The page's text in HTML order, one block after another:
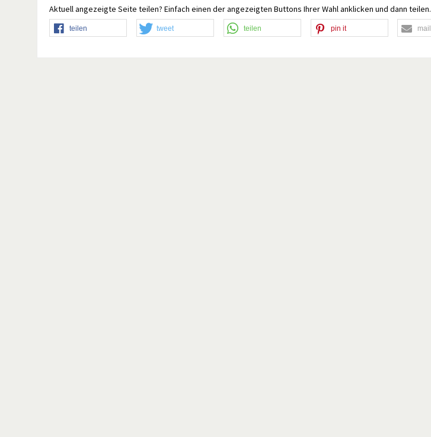
Aktuell angezeigte Seite teilen? Einfach einen der angezeigten Buttons Ihrer Wahl anklicken und dann teilen.
teilen tweet teilen pin it mail